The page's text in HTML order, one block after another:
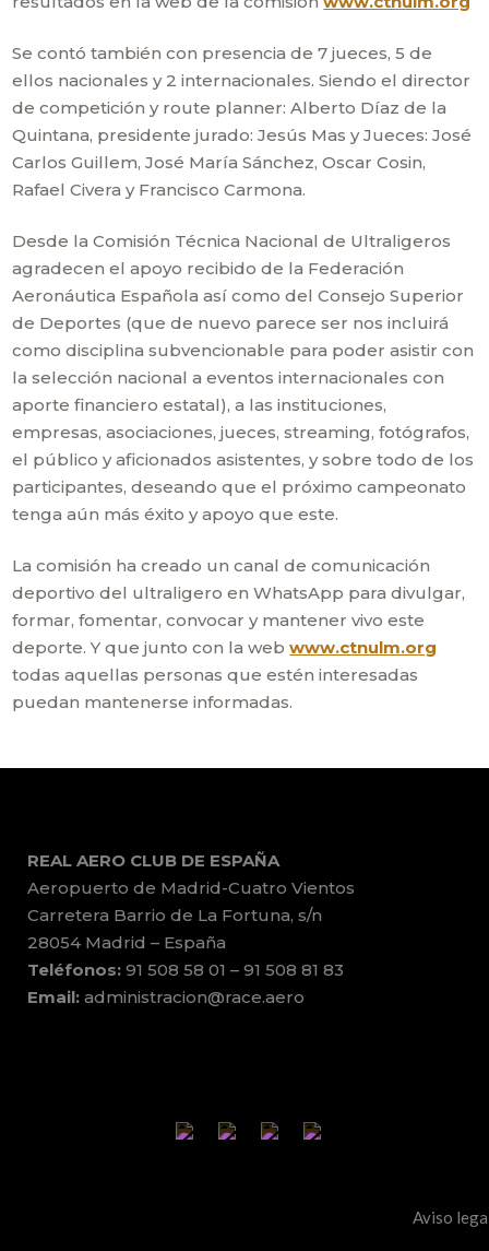
Se contó también con presencia de 7 jueces, 5 de
ellos nacionales y 2 internacionales. Siendo el director
de competición y route planner: Alberto Díaz de la
Quintana, presidente jurado: Jesús Mas y Jueces: José
Carlos Guillem, José María Sánchez, Oscar Cosin,
Rafael Civera y Francisco Carmona.
Desde la Comisión Técnica Nacional de Ultraligeros
agradecen el apoyo recibido de la Federación
Aeronáutica Española así como del Consejo Superior
de Deportes (que de nuevo parece ser nos incluirá
como disciplina subvencionable para poder asistir con
la selección nacional a eventos internacionales con
aporte financiero estatal), a las instituciones,
empresas, asociaciones, jueces, streaming, fotógrafos,
el público y aficionados asistentes, y sobre todo de los
participantes, deseando que el próximo campeonato
tenga aún más éxito y apoyo que este.
La comisión ha creado un canal de comunicación
deportivo del ultraligero en WhatsApp para divulgar,
formar, fomentar, convocar y mantener vivo este
deporte. Y que junto con la webwww.ctnulm.org
todas aquellas personas que estén interesadas
puedan mantenerse informadas.
REAL AERO CLUB DE ESPAÑA
Aeropuerto de Madrid-Cuatro Vientos
Carretera Barrio de La Fortuna, s/n
28054 Madrid – España
Teléfonos: 91 508 58 01 – 91 508 81 83
Email: administracion@race.aero
Aviso